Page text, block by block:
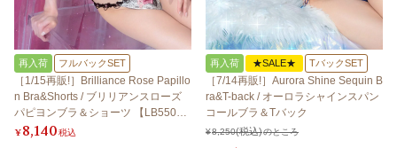
再入荷 フルバックSET
［1/15再販!］Brilliance Rose Papillo
n Bra&Shorts / ブリリアンスローズ
パピヨンブラ＆ショーツ 【LB550
0】
¥8,140税込
再入荷 ★SALE★ TバックSET
［7/14再販!］Aurora Shine Sequin B
ra&T-back / オーロラシャインスパン
コールブラ＆Tバック
¥8,250 のところ